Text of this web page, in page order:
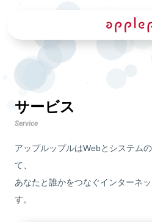
サービス
Service
アップルップルはWebとシステム
て、
あなたと誰かをつなぐインターネ
す。